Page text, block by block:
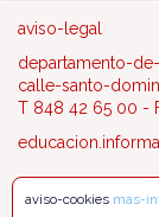
aviso-legal
departamento-
calle-santo-
T 848 42 65 00 -
aviso-cookies mas-